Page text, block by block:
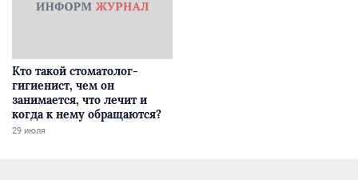
Кто такой стоматолог-
гигиенист, чем он
занимается, что лечит и
когда к нему обращаются?
29 июля